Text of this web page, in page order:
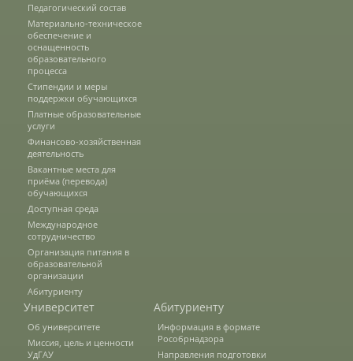
Как мы отдыхаем
Олимпиады и конкурсы
Информация
Волонтерский центр
Студенческие отряды
Студенческий отряд «Водяной»
Студенческий отряд «Гризли»
Педагогический состав
Материально-техническое
обеспечение и
оснащенность
образовательного
процесса
Стипендии и меры
поддержки обучающихся
Платные образовательные
услуги
Финансово-хозяйственная
деятельность
Вакантные места для
приёма (перевода)
обучающихся
Доступная среда
Международное
сотрудничество
Организация питания в
образовательной
организации
Абитуриенту
Университет
Об университете
Миссия, цель и ценности
УдГАУ
Абитуриенту
Информация в формате
Рособрнадзора
Направления подготовки